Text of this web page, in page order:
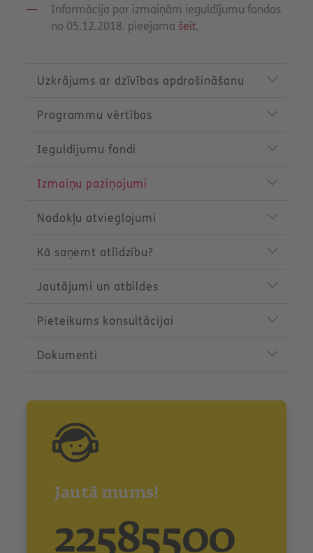
Informācija par izmaiņām ieguldījumu fondos
no 05.12.2018. pieejama šeit.
Uzkrājums ar dzīvības apdrošināšanu
Programmu vērtības
Ieguldījumu fondi
Izmaiņu paziņojumi
Nodokļu atvieglojumi
Kā saņemt atlīdzību?
Jautājumi un atbildes
Pieteikums konsultācijai
Dokumenti
Jautā mums!
22585500